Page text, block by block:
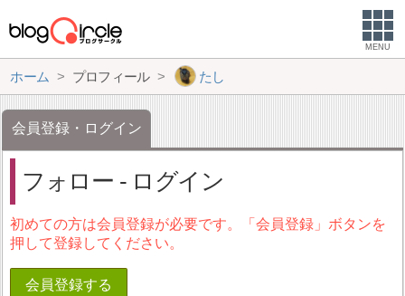
MENU
ホーム プロフィール たし
会員登録・ログイン
フォロー - ログイン
初めての方は会員登録が必要です。「会員登録」ボタンを
押して登録してください。
会員登録する